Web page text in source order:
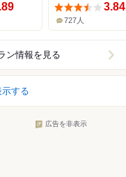
3.84
727人
ン情報を見る
する
広告を非表示